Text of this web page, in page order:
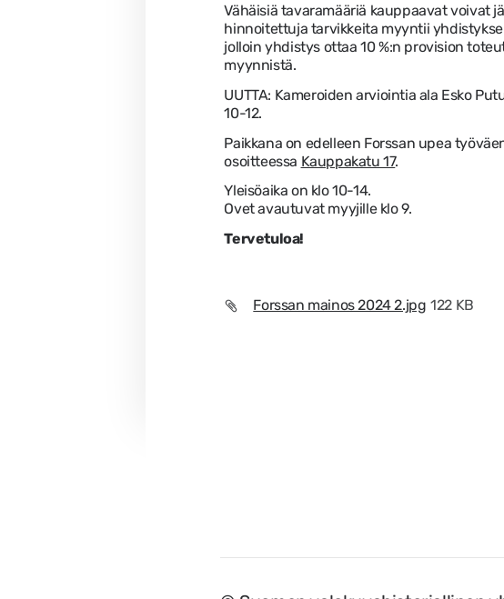
Vähäisiä tavaramääriä kauppaavat voivat
hinnoitettuja tarvikkeita myyntii
jolloin yhdistys ottaa 10 %:n provision
myynnistä.
UUTTA: Kameroiden arviointia ala Esko
10-12.
Paikkana on edelleen Forssan upea
osoitteessa Kauppakatu 17.
Yleisöaika on klo 10-14.
Ovet avautuvat myyjille klo 9.
Tervetuloa!
Forssan mainos 2024 2.jpg 122 KB